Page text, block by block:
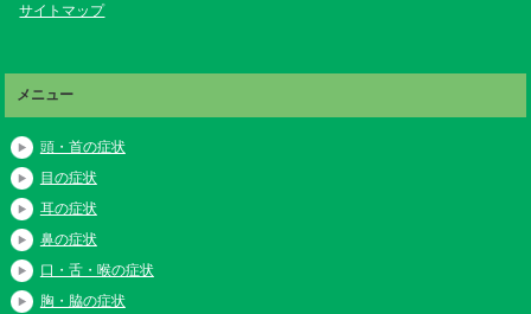
サイトマップ
メニュー
頭・首の症状
目の症状
耳の症状
鼻の症状
口・舌・喉の症状
胸・脇の症状